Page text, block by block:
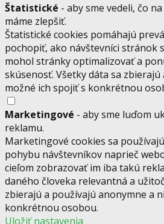
Štatistické - aby sme vedeli, čo
máme zlepšiť.
Štatistické cookies pomáhajú
pochopiť, ako návštevníci stránok
mohol stránky optimalizovať a
skúsenosť. Všetky dáta sa zbierajú
možné ich spojiť s konkrétnou
Marketingové - aby sme luďom
reklamu.
Marketingové cookies sa
pohybu návštevníkov naprieč
cieľom zobrazovať im iba takú
daného človeka relevantná a
zbierajú a používajú anonymne a
konkrétnou osobou.
Uložiť nastavenia